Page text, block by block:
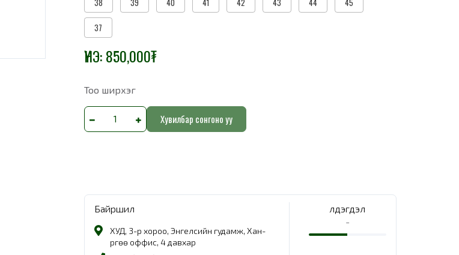
38 39 40 41 42 43 44 45
37
ҮНЭ:850,000₮
Тоо ширхэг
Хувилбар сонгоно уу
Байршил
ХУД, 3-р хороо, Энгелсийн гудамж, Хан-
Өргөө оффис, 4 давхар
Үлдэгдэл
-